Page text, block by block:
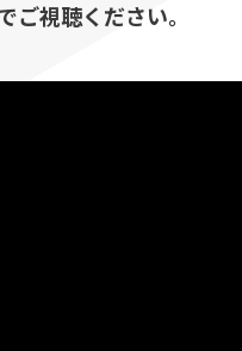
視聴ください。